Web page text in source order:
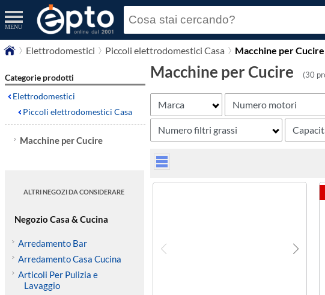
MENU
Elettrodomestici Piccoli elettrodomestici Casa Macchine per Cucire
Categorie prodotti
Elettrodomestici
Piccoli elettrodomestici Casa
Macchine per Cucire
ALTRI NEGOZI DA CONSIDERARE
Negozio Casa & Cucina
Arredamento Bar
Arredamento Casa Cucina
Articoli Per Pulizia e
Lavaggio
Macchine per Cucire (30
Marca Numero motori
Numero filtri grassi